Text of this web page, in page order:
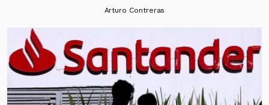
Arturo Contreras